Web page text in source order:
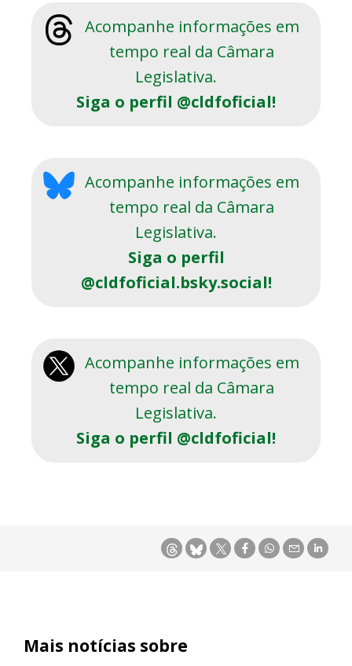
Acompanhe informações em
tempo real da Câmara
Legislativa.
Siga o perfil @cldfoficial!
Acompanhe informações em
tempo real da Câmara
Legislativa.
Siga o perfil
@cldfoficial.bsky.social!
Acompanhe informações em
tempo real da Câmara
Legislativa.
Siga o perfil @cldfoficial!
Mais notícias sobre